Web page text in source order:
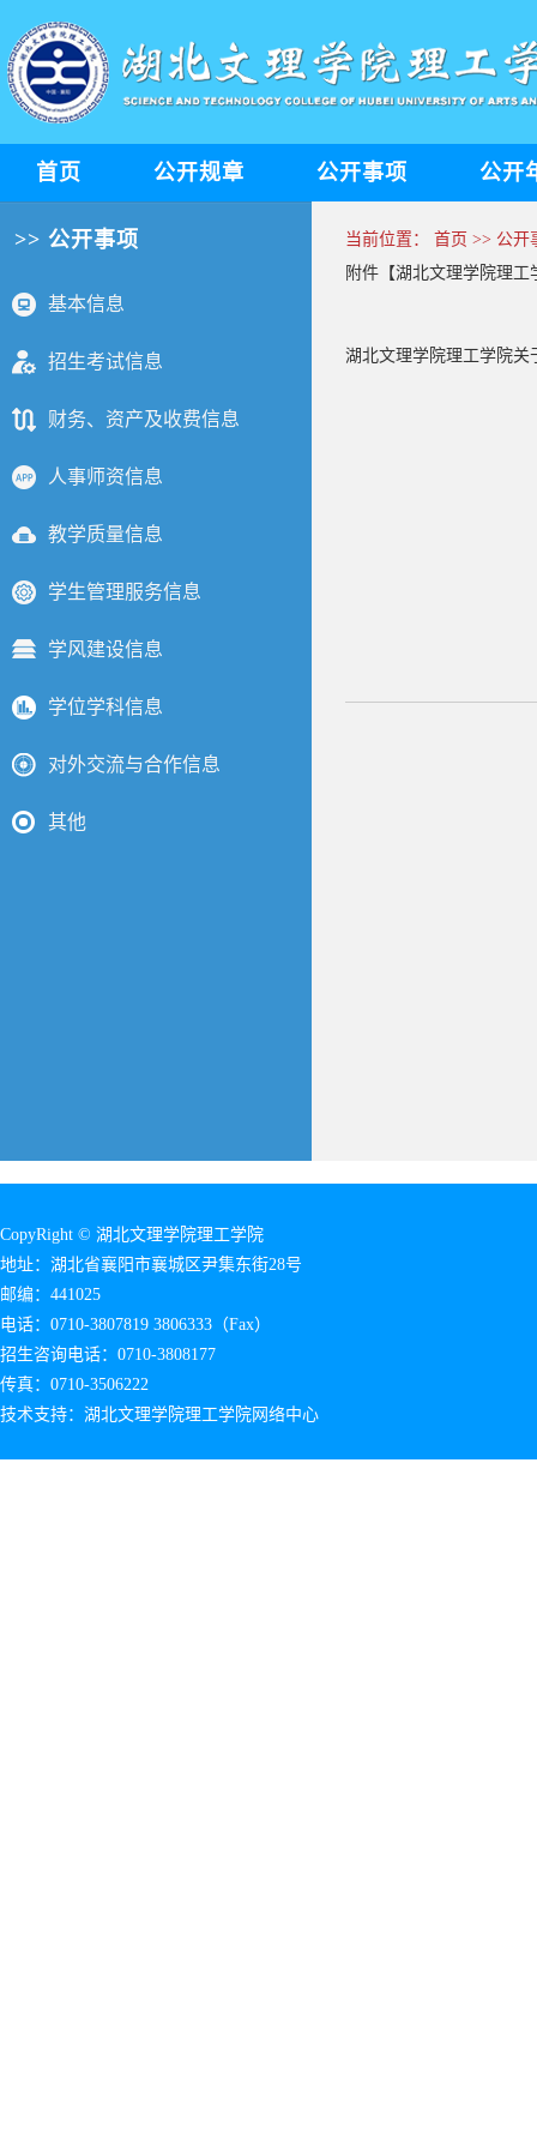
首页 公开规章 公开事项 公开
>> 公开事项
基本信息
招生考试信息
财务、资产及收费信息
人事师资信息
教学质量信息
学生管理服务信息
学风建设信息
学位学科信息
对外交流与合作信息
其他
当前位置： 首页 >> 公开
附件【湖北文理学院理工
湖北文理学院理工学院关
CopyRight © 湖北文理学院理工学院
地址：湖北省襄阳市襄城区尹集东街28号
邮编：441025
电话：0710-3807819 3806333（Fax）
招生咨询电话：0710-3808177
传真：0710-3506222
技术支持：湖北文理学院理工学院网络中心